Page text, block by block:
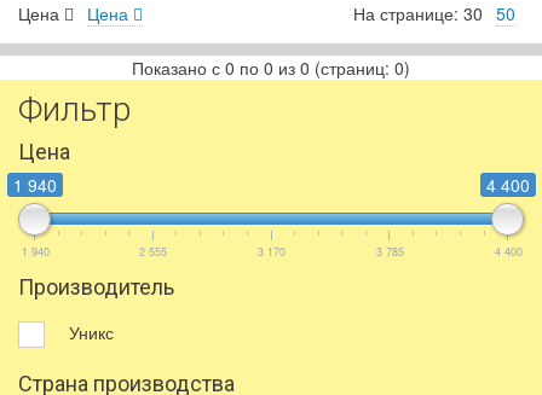
Цена Цена На странице: 30 50
Показано с 0 по 0 из 0 (страниц: 0)
Фильтр
Цена
1 940 4 400
1 940 2 555 3 170 3 785 4 400
Производитель
Уникс
Страна производства